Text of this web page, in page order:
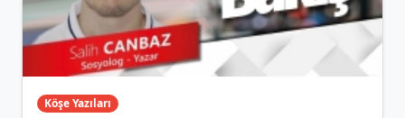
Köşe Yazıları